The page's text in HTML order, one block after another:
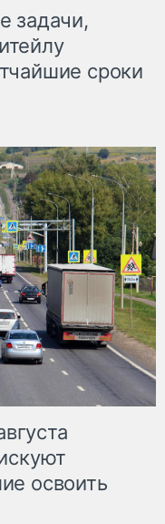
задачи,
сроки
освоить